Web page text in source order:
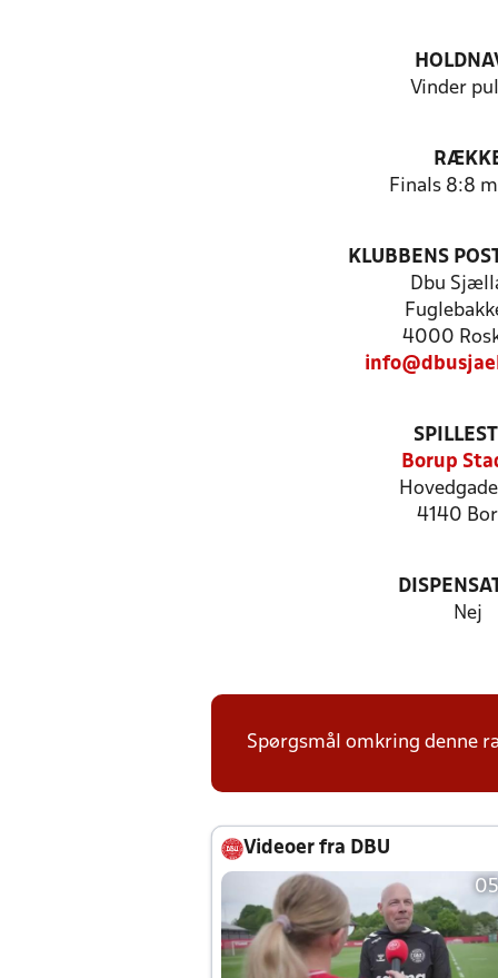
Vinder
Finals 8:8
KLUBBENS
Dbu
4000
Borup
4140
Nej
Spørgsmål omkring denne
Videoer fra DBU